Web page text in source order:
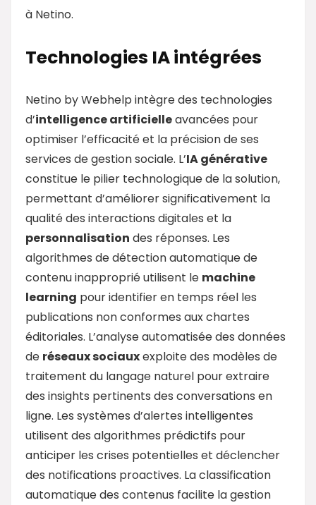
à Netino.
Technologies IA intégrées
Netino by Webhelp intègre des technologies
d’intelligence artificielleavancées pour
optimiser l’efficacité et la précision de ses
services de gestion sociale. L’IA générative
constitue le pilier technologique de la solution,
permettant d’améliorer significativement la
qualité des interactions digitales et la
personnalisation des réponses. Les
algorithmes de détection automatique de
contenu inapproprié utilisent le machine
learning pour identifier en temps réel les
publications non conformes aux chartes
éditoriales. L’analyse automatisée des données
de réseaux sociauxexploite des modèles de
traitement du langage naturel pour extraire
des insights pertinents des conversations en
ligne. Les systèmes d’alertes intelligentes
utilisent des algorithmes prédictifs pour
anticiper les crises potentielles et déclencher
des notifications proactives. La classification
automatique des contenus facilite la gestion